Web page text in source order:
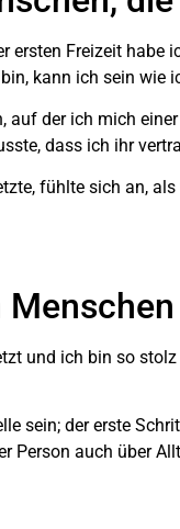
Freizeit habe
kann ich sein wie
der ich mich
dass ich ihr
fühlte sich an,
und ich bin so
sein; der erste
Person auch über